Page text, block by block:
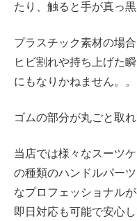
たり、触ると手が真っ
プラスチック素材の場
ヒビ割れや持ち上げた
にもなりかねません。。
ゴムの部分が丸ごと取
当店では様々なスーツ
の種類のハンドルパー
なプロフェッショナル
即日対応も可能で安心